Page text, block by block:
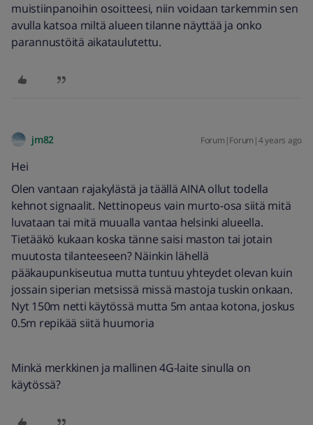
muistiinpanoihin osoitteesi, niin voidaan tarkemmin sen
avulla katsoa miltä alueen tilanne näyttää ja onko
parannustöitä aikataulutettu.
jm82 Forum|Forum|4 years ago
Hei
Olen vantaan rajakylästä ja täällä AINA ollut todella
kehnot signaalit. Nettinopeus vain murto-osa siitä mitä
luvataan tai mitä muualla vantaa helsinki alueella.
Tietääkö kukaan koska tänne saisi maston tai jotain
muutosta tilanteeseen? Näinkin lähellä
pääkaupunkiseutua mutta tuntuu yhteydet olevan kuin
jossain siperian metsissä missä mastoja tuskin onkaan.
Nyt 150m netti käytössä mutta 5m antaa kotona, joskus
0.5m repikää siitä huumoria
Minkä merkkinen ja mallinen 4G-laite sinulla on
käytössä?